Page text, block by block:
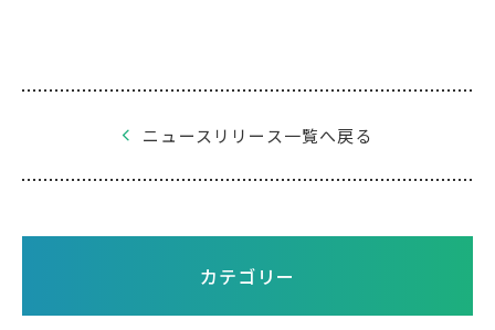
ニュースリリース一覧へ戻る
カテゴリー